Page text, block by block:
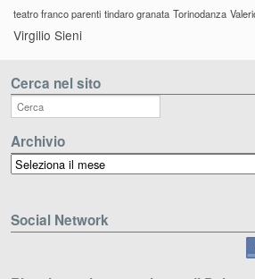
teatro franco parenti tindaro granata Torinodanza
Virgilio Sieni
Cerca nel sito
Archivio
Archivio
Social Network